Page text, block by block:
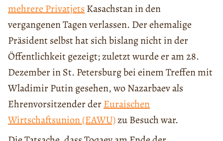
mehrere Privatjets Kasachstan in den
vergangenen Tagen verlassen. Der ehemalige
Präsident selbst hat sich bislang nicht in der
Öffentlichkeit gezeigt; zuletzt wurde er am 28.
Dezember in St. Petersburg bei einem Treffen mit
Wladimir Putin gesehen, wo Nazarbaev als
Ehrenvorsitzender derEuraischen
Wirtschaftsunion (EAWU)zu Besuch war.